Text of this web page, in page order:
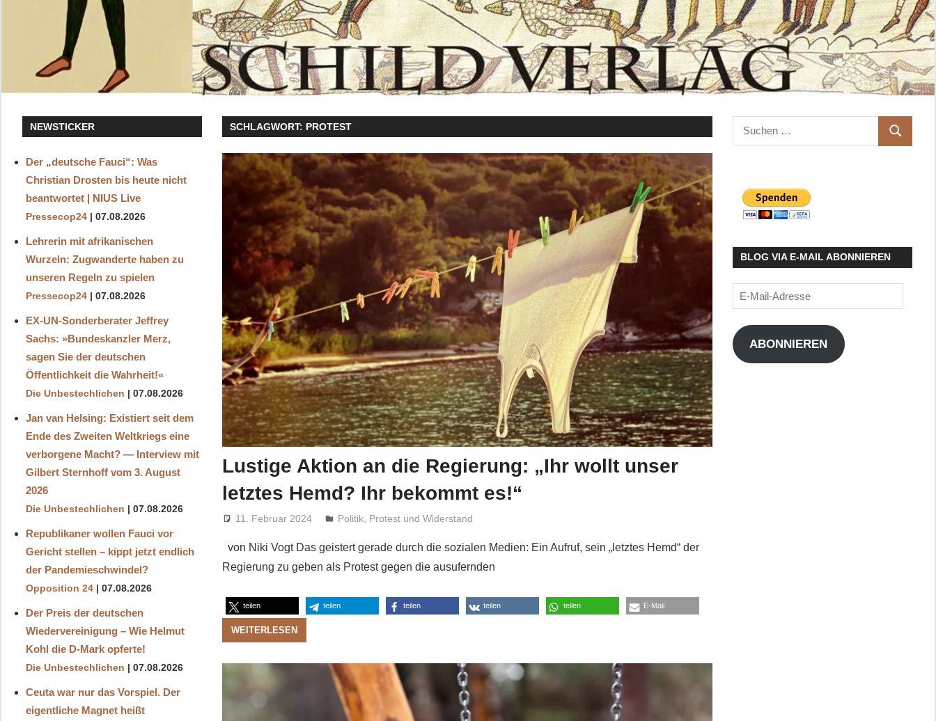
SCHLAGWORT: PROTEST
Lustige Aktion an die Regierung: „Ihr wollt unser
letztes Hemd? Ihr bekommt es!“
11. Februar 2024 Niki Vogt
Politik, Protest und Widerstand
von Niki Vogt Das geistert gerade durch die sozialen Medien: Ein Aufruf, sein „letztes Hemd“ der
Regierung zu geben als Protest gegen die ausufernden
teilen teilen teilen teilen teilen E-Mail
WEITERLESEN
NEWSTICKER
Der „deutsche Fauci“: Was
Christian Drosten bis heute nicht
beantwortet | NIUS Live
Pressecop24 07.08.2026
Lehrerin mit afrikanischen
Wurzeln: Zugwanderte haben zu
unseren Regeln zu spielen
Pressecop24 07.08.2026
EX-UN-Sonderberater Jeffrey
Sachs: »Bundeskanzler Merz,
sagen Sie der deutschen
Öffentlichkeit die Wahrheit!«
Die Unbestechlichen 07.08.2026
Jan van Helsing: Existiert seit dem
Ende des Zweiten Weltkriegs eine
verborgene Macht? — Interview mit
Gilbert Sternhoff vom 3. August
2026
Die Unbestechlichen 07.08.2026
Republikaner wollen Fauci vor
Gericht stellen – kippt jetzt endlich
der Pandemieschwindel?
Opposition 24 07.08.2026
Der Preis der deutschen
Wiedervereinigung – Wie Helmut
Kohl die D‑Mark opferte!
Die Unbestechlichen 07.08.2026
Ceuta war nur das Vorspiel. Der
eigentliche Magnet heißt
Suchen
nach:
SUCHEN
BLOG VIA E-MAIL ABONNIEREN
E-
Mail-
Adresse
ABONNIEREN